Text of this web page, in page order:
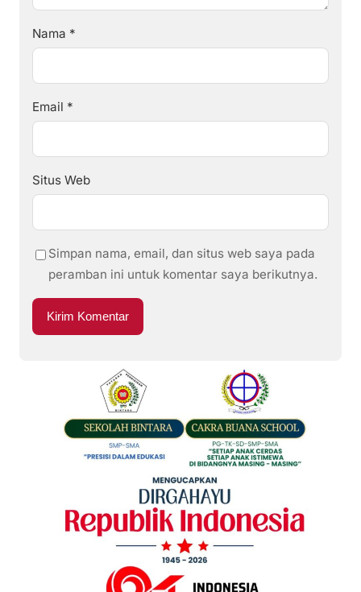
Nama *
Email *
Situs Web
Simpan nama, email, dan situs web saya pada
peramban ini untuk komentar saya berikutnya.